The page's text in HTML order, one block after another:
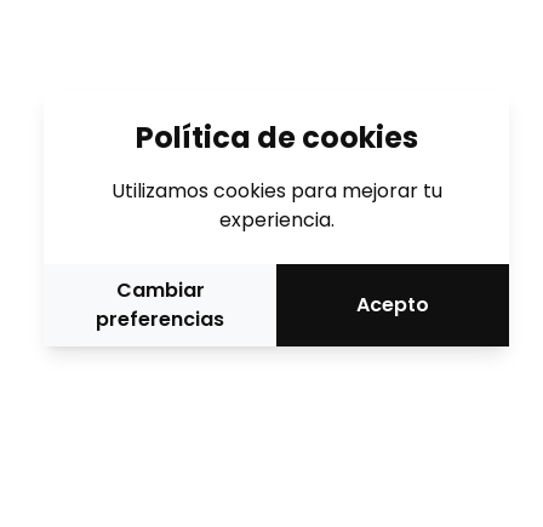
Política de cookies
Utilizamos cookies para mejorar tu
experiencia.
Cambiar
preferencias
Acepto